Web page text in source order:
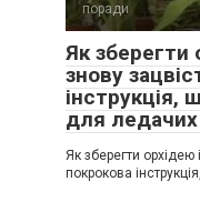
поради
Як зберегти
знову
інструкція,
для
Як зберегти орхідею
покрокова